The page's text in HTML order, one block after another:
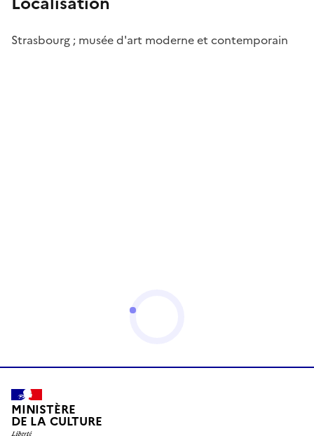
Strasbourg ; musée d'art moderne et contemporain
MINISTÈRE
DE LA CULTURE